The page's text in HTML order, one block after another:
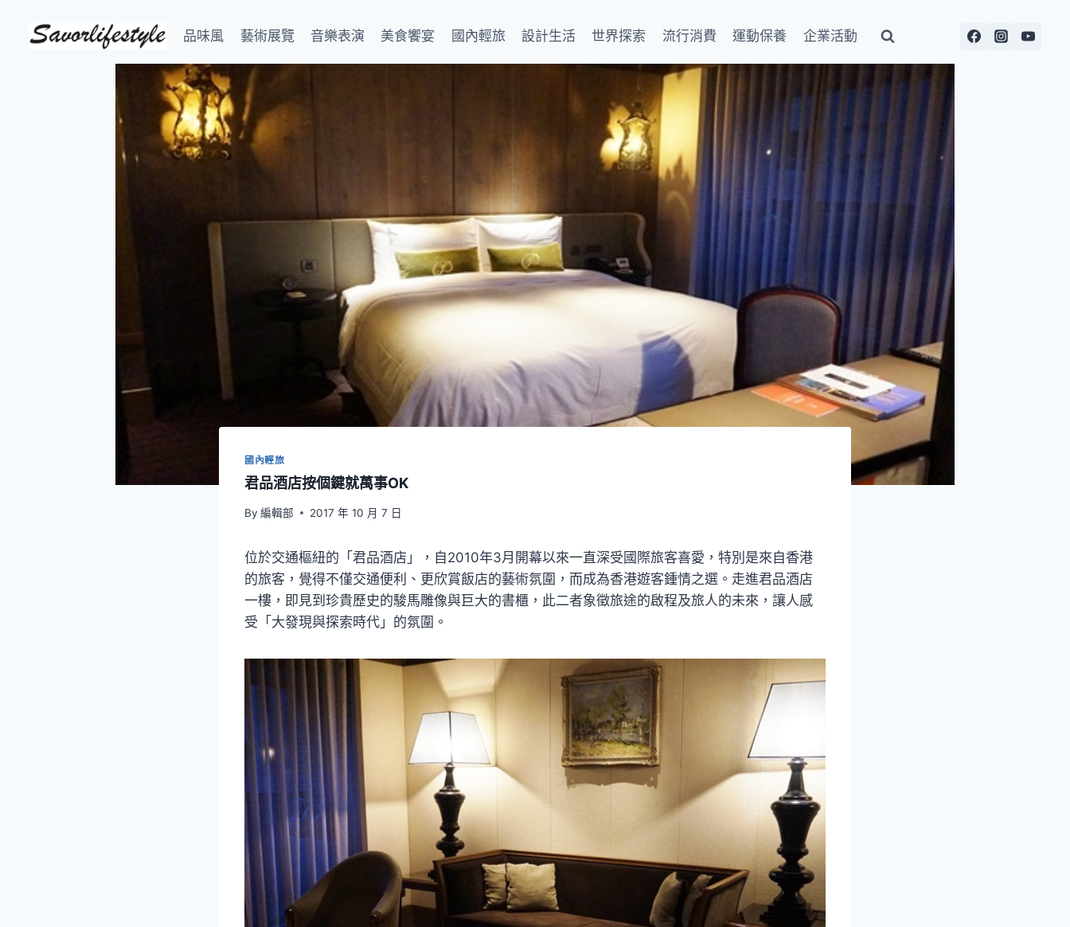
品味風 藝術展覽 音樂表演 美食饗宴 國內輕旅 設計生活 世界探索 流行消費 運動保養 企業活動
國內輕旅
君品酒店按個鍵就萬事OK
By 編輯部 2017 年 10 月 7 日
位於交通樞紐的「君品酒店」，自2010年3月開幕以來一直深受國際旅客喜愛，特別是來自香港
的旅客，覺得不僅交通便利、更欣賞飯店的藝術氛圍，而成為香港遊客鍾情之選。走進君品酒店
一樓，即見到珍貴歷史的駿馬雕像與巨大的書櫃，此二者象徵旅途的啟程及旅人的未來，讓人感
受「大發現與探索時代」的氛圍。